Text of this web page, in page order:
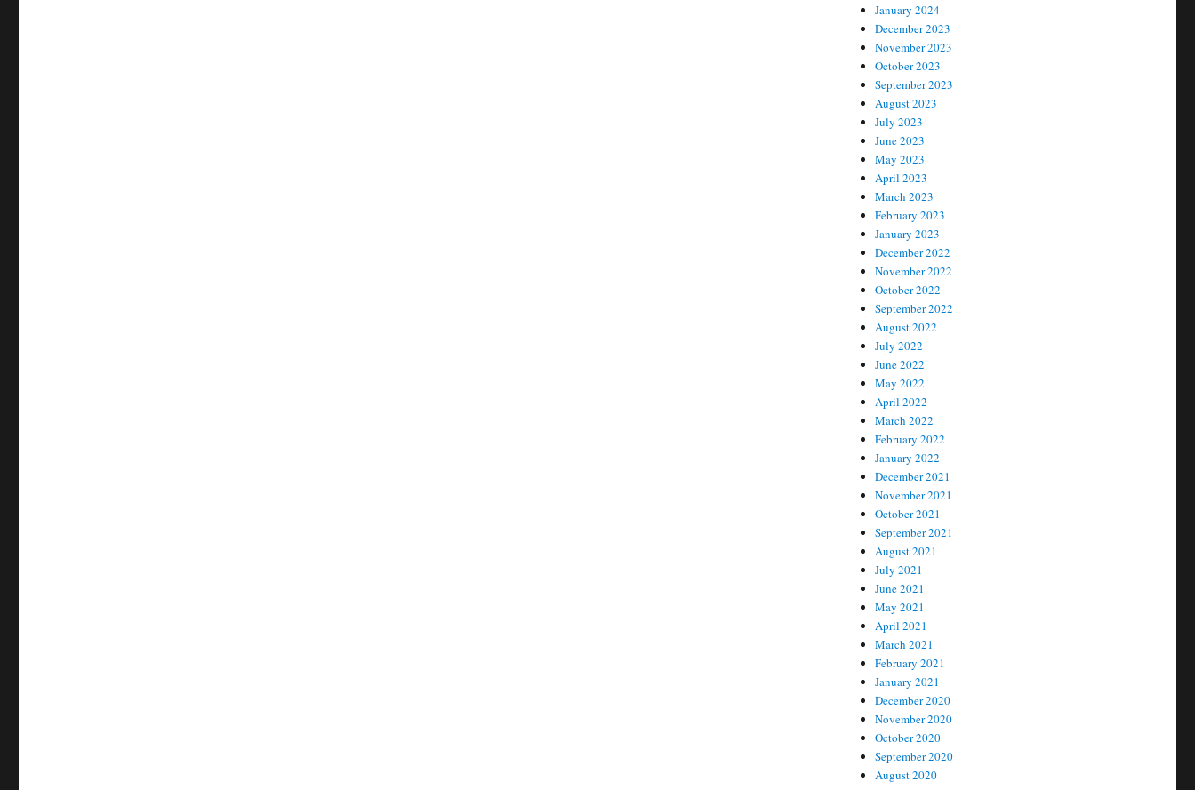
January 2024
December 2023
November 2023
October 2023
September 2023
August 2023
July 2023
June 2023
May 2023
April 2023
March 2023
February 2023
January 2023
December 2022
November 2022
October 2022
September 2022
August 2022
July 2022
June 2022
May 2022
April 2022
March 2022
February 2022
January 2022
December 2021
November 2021
October 2021
September 2021
August 2021
July 2021
June 2021
May 2021
April 2021
March 2021
February 2021
January 2021
December 2020
November 2020
October 2020
September 2020
August 2020